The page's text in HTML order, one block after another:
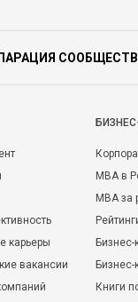
карьеры
вакансии
MBA в
MBA
Бизнес-
Книги